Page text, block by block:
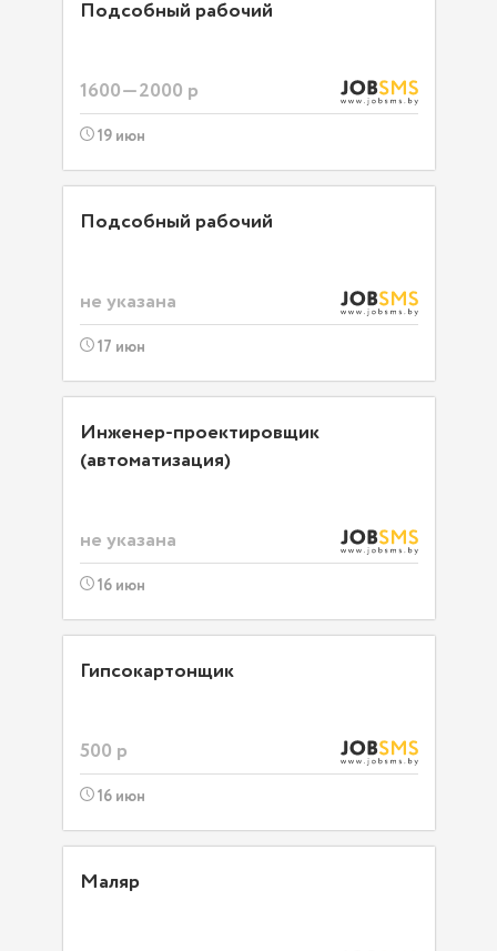
Подсобный рабочий
1600—2000 р
19 июн
Подсобный рабочий
не указана
17 июн
Инженер-проектировщик
(автоматизация)
не указана
16 июн
Гипсокартонщик
500 р
16 июн
Маляр